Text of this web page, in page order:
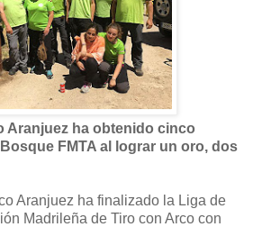
Aranjuez ha obtenido cinco
FMTA al lograr un oro, dos
Aranjuez ha finalizado la Liga de
Madrileña de Tiro con Arco con